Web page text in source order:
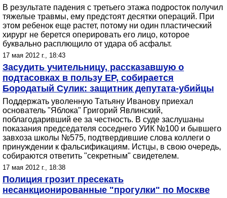
В результате падения с третьего этажа подросток получил
тяжелые травмы, ему предстоят десятки операций. При
этом ребенок еще растет, потому ни один пластический
хирург не берется оперировать его лицо, которое
буквально расплющило от удара об асфальт.
17 мая 2012 г., 18:43
Засудить учительницу, рассказавшую о
подтасовках в пользу ЕР, собирается
Бородатый Сулик: защитник депутата-убийцы
Поддержать уволенную Татьяну Иванову приехал
основатель "Яблока" Григорий Явлинский,
поблагодаривший ее за честность. В суде заслушаны
показания председателя соседнего УИК №100 и бывшего
завхоза школы №575, подтвердившие слова коллеги о
принуждении к фальсификациям. Истцы, в свою очередь,
собираются ответить "секретным" свидетелем.
17 мая 2012 г., 18:38
Полиция грозит пресекать
несанкционированные "прогулки" по Москве